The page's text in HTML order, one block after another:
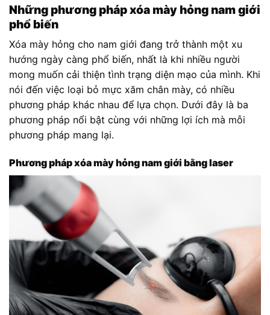
Những phương pháp xóa mày hỏng nam giới
phổ biến
Xóa mày hỏng cho nam giới đang trở thành một xu
hướng ngày càng phổ biến, nhất là khi nhiều người
mong muốn cải thiện tình trạng diện mạo của mình. Khi
nói đến việc loại bỏ mực xăm chân mày, có nhiều
phương pháp khác nhau để lựa chọn. Dưới đây là ba
phương pháp nổi bật cùng với những lợi ích mà mỗi
phương pháp mang lại.
Phương pháp xóa mày hỏng nam giới bằng laser